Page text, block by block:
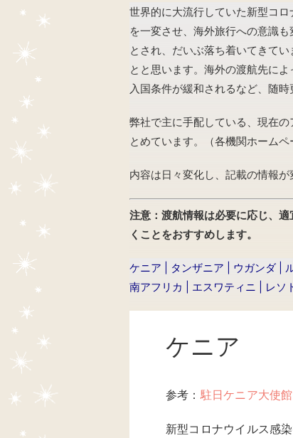
世界的に大流行していた新型コ
を一変させ、海外旅行への意識
とされ、だいぶ落ち着いてきて
とと思います。海外の渡航先に
入国条件が緩和されるなど、随時
弊社で主に手配している、現在
とめています。（各機関ホームペ
内容は日々変化し、記載の情報が
注意：渡航情報は必要に応じ、
くことをおすすめします。
ケニア タンザニア ウガンダ|
南アフリカ
エスワティニ レソ
ケニア
参考： 駐日ケニア大使
新型コロナウイルス感